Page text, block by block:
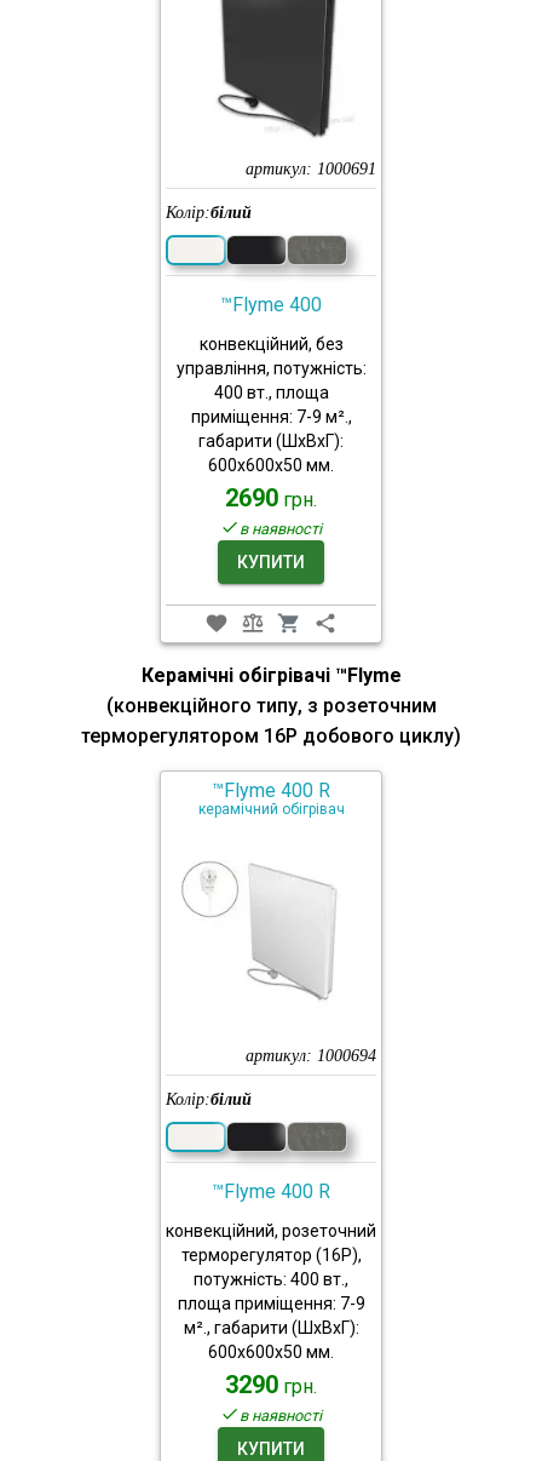
артикул: 1000691
Колір:білий
™Flyme 400
конвекційний, без
управління, потужність:
400 вт., площа
приміщення: 7-9 м².,
габарити (ШхВхГ):
600x600x50 мм.
2690 грн.
в наявності
КУПИТИ
Керамічні обігрівачі ™Flyme
(конвекційного типу, з розеточним
терморегулятором 16P добового циклу)
™Flyme 400 R
керамічний обігрівач
артикул: 1000694
Колір:білий
™Flyme 400 R
конвекційний, розеточний
терморегулятор (16P),
потужність: 400 вт.,
площа приміщення: 7-9
м²., габарити (ШхВхГ):
600x600x50 мм.
3290 грн.
в наявності
КУПИТИ